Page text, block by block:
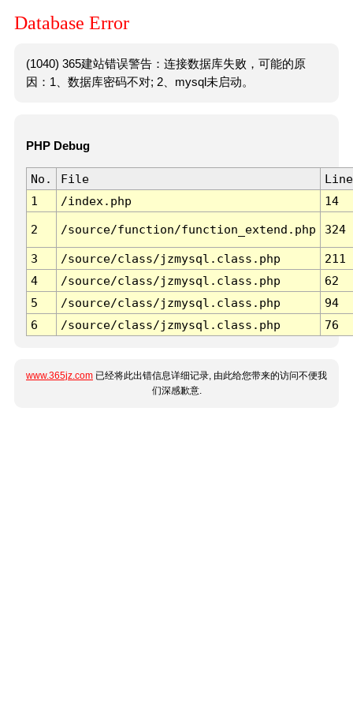
Database Error
(1040) 365建站错误警告：连接数据库失败，可能的原
因：1、数据库密码不对; 2、mysql未启动。
PHP Debug
No. File
Line
1
/index.php 14
2 /source/function/function_extend.php 324
3 /source/class/jzmysql.class.php
211
4
/source/class/jzmysql.class.php
62
5
/source/class/jzmysql.class.php
94
6
/source/class/jzmysql.class.php 76
www.365jz.com 已经将此出错信息详细记录, 由此给您带来的访问不便我
们深感歉意.